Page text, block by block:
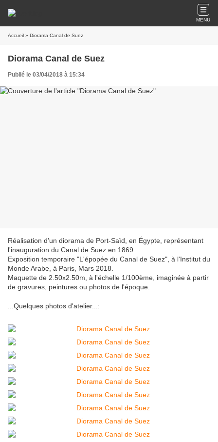
MENU
Accueil » Diorama Canal de Suez
Diorama Canal de Suez
Publié le 03/04/2018 à 15:34
Réalisation d'un diorama de Port-Saïd, en Égypte, représentant
l'inauguration du Canal de Suez en 1869.
Exposition temporaire "L'épopée du Canal de Suez", à l'Institut du
Monde Arabe, à Paris, Mars 2018.
Maquette de 2.50x2.50m, à l'échelle 1/100ème, imaginée à partir
de gravures, peintures ou photos de l'époque.
...Quelques photos d'atelier...: